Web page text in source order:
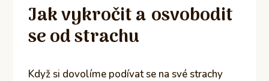
Jak vykročit a osvobodit
se od strachu
Když si dovolíme podívat se na své strachy